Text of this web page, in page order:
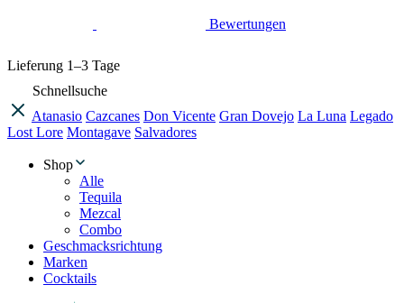
Bewertungen
Lieferung 1–3 Tage
Schnellsuche
Atanasio Cazcanes Don Vicente Gran Dovejo La Luna Legado
Lost Lore Montagave Salvadores
Shop
Alle
Tequila
Mezcal
Combo
Geschmacksrichtung
Marken
Cocktails